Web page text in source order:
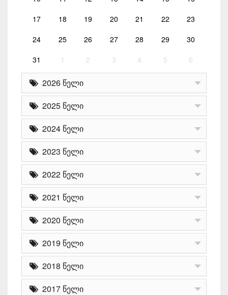
17 18 19 20 21 22 23
24 25 26 27 28 29 30
31 1 2 3 4 5 6
2026 წელი
2025 წელი
2024 წელი
2023 წელი
2022 წელი
2021 წელი
2020 წელი
2019 წელი
2018 წელი
2017 წელი